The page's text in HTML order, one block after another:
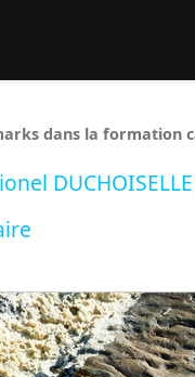
dans la formation
DUCHOISELLE